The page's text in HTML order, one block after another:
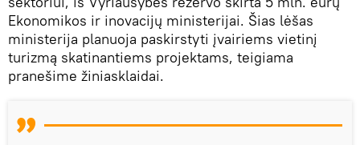
Ekonomikos ir inovacijų ministerijai. Šias lėšas
ministerija planuoja paskirstyti įvairiems vietinį
turizmą skatinantiems projektams, teigiama
pranešime žiniasklaidai.